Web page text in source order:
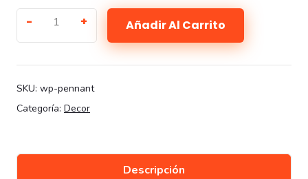
Añadir Al Carrito
SKU: wp-pennant
Categoría: Decor
Descripción